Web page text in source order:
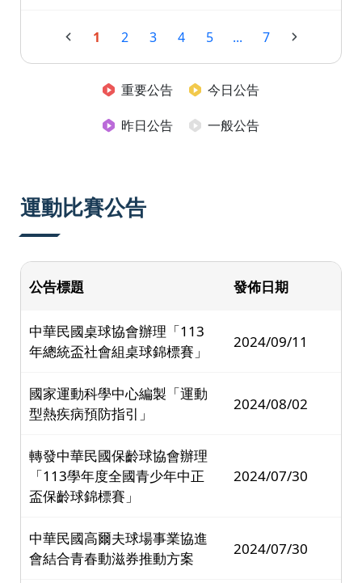
1 2 3 4 5 ... 7
重要公告
今日公告
昨日公告
一般公告
運動比賽公告
公告標題 發佈日期
中華民國桌球協會辦理「113
年總統盃社會組桌球錦標賽」
2024/09/11
國家運動科學中心編製「運動
型熱疾病預防指引」
2024/08/02
轉發中華民國保齡球協會辦理
「113學年度全國青少年中正
盃保齡球錦標賽」
2024/07/30
中華民國高爾夫球場事業協進
會結合青春動滋券推動方案
2024/07/30